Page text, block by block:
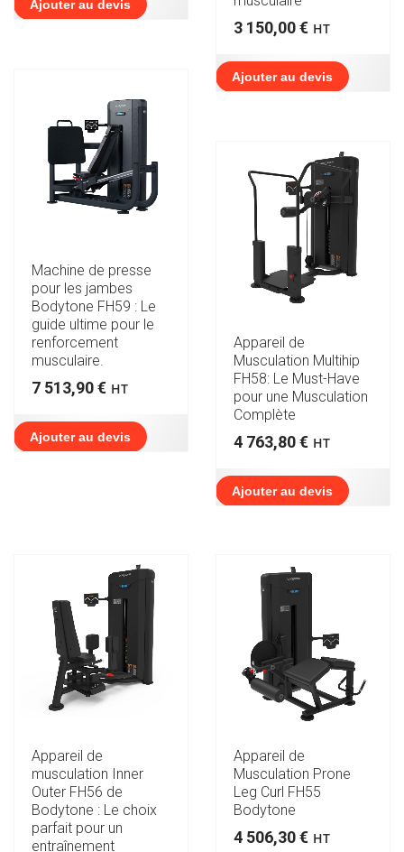
Ajouter au devis
3 150,00€ HT
Ajouter au devis
Machine de presse
pour les jambes
Bodytone FH59 : Le
guide ultime pour le
renforcement
musculaire.
7 513,90€ HT
Ajouter au devis
Appareil de
Musculation Multihip
FH58: Le Must-Have
pour une Musculation
Complète
4 763,80€ HT
Ajouter au devis
Appareil de
musculation Inner
Outer FH56 de
Bodytone : Le choix
parfait pour un
entraînement
Appareil de
Musculation Prone
Leg Curl FH55
Bodytone
4 506,30€ HT